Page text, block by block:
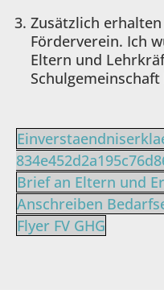
Zusätzlich
Förderverein. Ich
Eltern und
Brief an Eltern und
Anschreiben
Flyer FV GHG